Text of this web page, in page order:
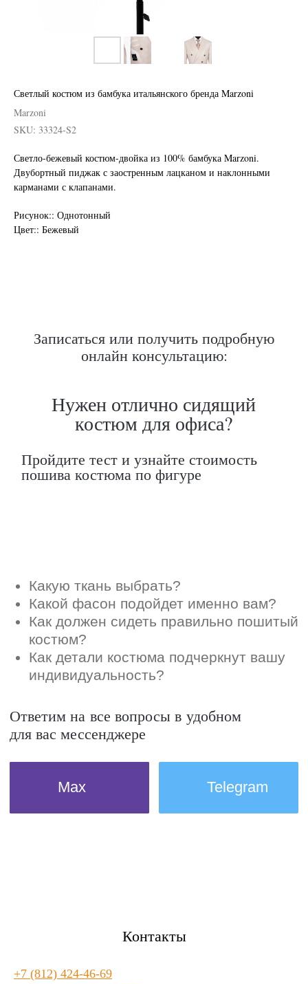
Светлый костюм из бамбука итальянского бренда Marzoni
Marzoni
SKU: 33324-S2
Светло-бежевый костюм-двойка из 100% бамбука Marzoni.
Двубортный пиджак с заостренным лацканом и наклонными
карманами с клапанами.
Рисунок:: Однотонный
Цвет:: Бежевый
Записаться или получить подробную
онлайн консультацию:
Какой фасон подойдет именно вам?
Как должен сидеть правильно пошитый
Ответим на все вопросы в удобном
для вас мессенджере
Max Telegram
Пройдите тест и узнайте стоимость
костюм для офиса?
Контакты
+7 (812) 424-46-69